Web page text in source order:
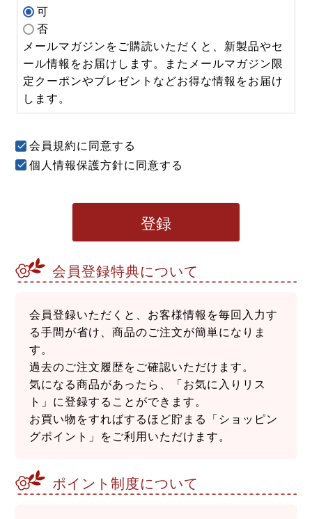
可
否
メールマガジンをご購読いただくと、新製品やセ
ール情報をお届けします。またメールマガジン限
定クーポンやプレゼントなどお得な情報をお届け
します。
会員規約に同意する
個人情報保護方針に同意する
登録
会員登録特典について
会員登録いただくと、お客様情報を毎回入力す
る手間が省け、商品のご注文が簡単になりま
す。
過去のご注文履歴をご確認いただけます。
気になる商品があったら、「お気に入りリス
ト」に登録することができます。
お買い物をすればするほど貯まる「ショッピン
グポイント」をご利用いただけます。
ポイント制度について